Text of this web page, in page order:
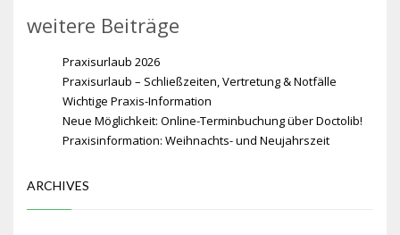
weitere Beiträge
Praxisurlaub 2026
Praxisurlaub – Schließzeiten, Vertretung & Notfälle
Wichtige Praxis-Information
Neue Möglichkeit: Online-Terminbuchung über Doctolib!
Praxisinformation: Weihnachts- und Neujahrszeit
ARCHIVES